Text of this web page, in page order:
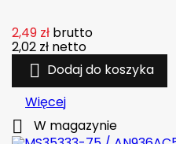
2,49 zł brutto
2,02 zł netto
 Dodaj do koszyka
Więcej
 W magazynie